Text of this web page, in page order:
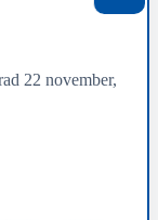
22 november,